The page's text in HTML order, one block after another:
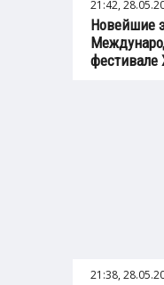
21:42,
Новейшие
фестивале
21:38,